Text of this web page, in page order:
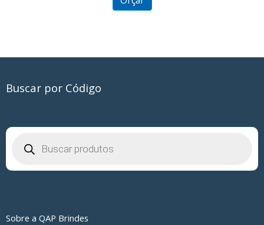
Buscar por Código
produtos
Sobre a QAP Brindes